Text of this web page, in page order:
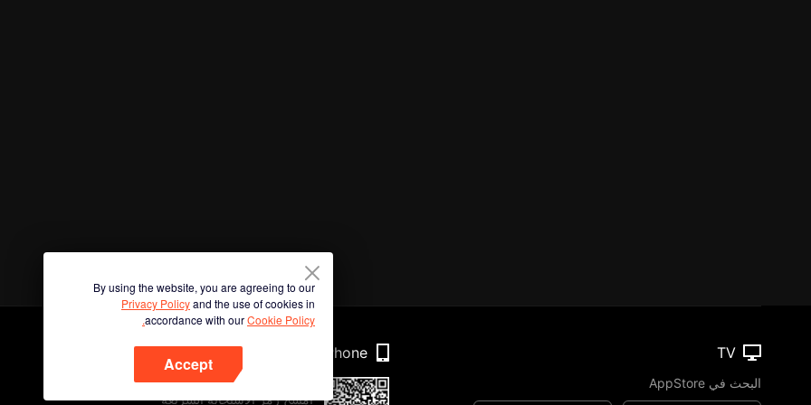
By using the website, you are agreeing to our
Privacy Policyand the use of cookies in
accordance with ourCookie Policy.
Accept
TV
البحث في AppStore
Phone
امسح رمز الاستجابة السريعة